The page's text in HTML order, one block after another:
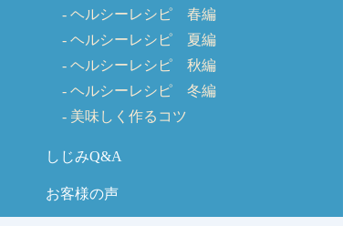
ヘルシーレシピ 春編
ヘルシーレシピ 夏編
ヘルシーレシピ 秋編
ヘルシーレシピ 冬編
美味しく作るコツ
しじみQ&A
お客様の声